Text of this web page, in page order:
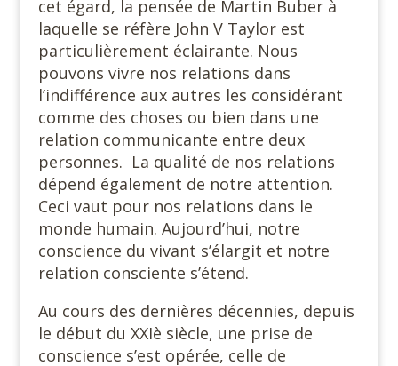
cet égard, la pensée de Martin Buber à
laquelle se réfère John V Taylor est
particulièrement éclairante. Nous
pouvons vivre nos relations dans
l’indifférence aux autres les considérant
comme des choses ou bien dans une
relation communicante entre deux
personnes. La qualité de nos relations
dépend également de notre attention.
Ceci vaut pour nos relations dans le
monde humain. Aujourd’hui, notre
conscience du vivant s’élargit et notre
relation consciente s’étend.
Au cours des dernières décennies, depuis
le début du XXIè siècle, une prise de
conscience s’est opérée, celle de